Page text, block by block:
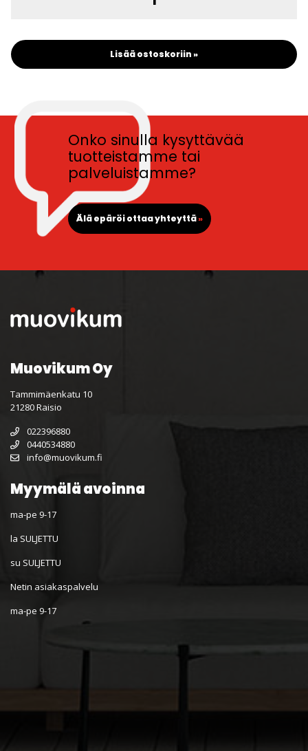
Lisää ostoskoriin »
Onko sinulla kysyttävää
tuotteistamme tai
palveluistamme?
Älä epäröi ottaa yhteyttä»
Muovikum Oy
Tammimäenkatu 10
21280 Raisio
022396880
0440534880
info@muovikum.fi
Myymälä avoinna
ma-pe 9-17
la SULJETTU
su SULJETTU
Netin asiakaspalvelu
ma-pe 9-17